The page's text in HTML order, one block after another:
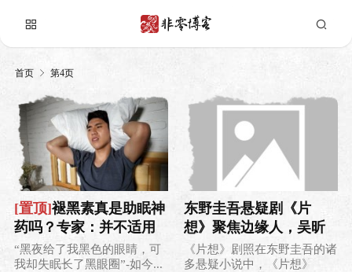
首页 第4页
[置顶]褪黑素真是助眠神
药吗？专家：并不适用
于所有失眠
“黑夜给了我黑色的眼睛，可
我却失眠长了黑眼圈”-如今...
东野圭吾悬疑剧《片
想》聚焦边缘人，吴昕
首次主演话剧
《片想》剧照在东野圭吾的诸
多悬疑小说中，《片想》